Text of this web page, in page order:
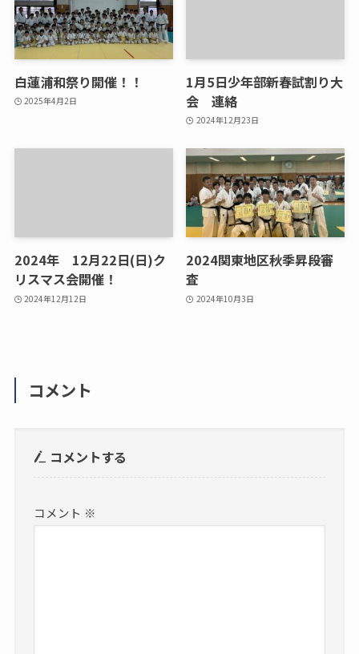
白蓮浦和祭り開催！！
2025年4月2日
1月5日少年部新春試割り大
会 連絡
2024年12月23日
2024年 12月22日(日)ク
リスマス会開催！
2024年12月12日
2024関東地区秋季昇段審
査
2024年10月3日
コメント
コメントする
コメント ※